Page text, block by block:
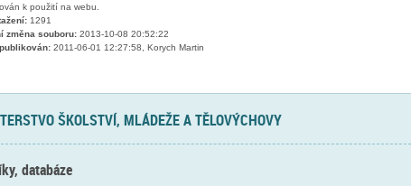
k použití na webu.
1291
změna souboru: 2013-10-08 20:52:22
2011-06-01 12:27:58, Korych Martin
ŠKOLSTVÍ, MLÁDEŽE A TĚLOVÝCHOVY
databáze